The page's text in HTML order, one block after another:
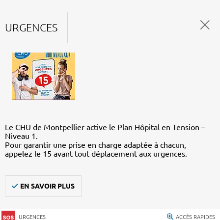
URGENCES
Le CHU de Montpellier active le Plan Hôpital en Tension –
Niveau 1.
Pour garantir une prise en charge adaptée à chacun,
appelez le 15 avant tout déplacement aux urgences.
EN SAVOIR PLUS
URGENCES ACCÈS RAPIDES